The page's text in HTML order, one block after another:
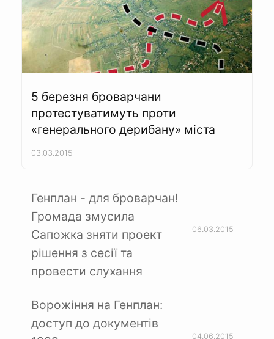
5 березня броварчани
протестуватимуть проти
«генерального дерибану» міста
03.03.2015
Генплан - для броварчан!
Громада змусила
Сапожка зняти проект
рішення з сесії та
провести слухання
06.03.2015
Ворожіння на Генплан:
доступ до документів
04.06.2015